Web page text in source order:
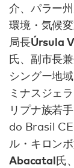
介、パラー
環境・気候
局長Úrsula
氏、副市長
シングー地
ミナスジェ
リプナ族若
do Brasil
ル・キロン
Abacatal氏